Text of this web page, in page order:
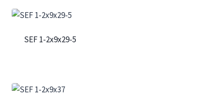
SEF 1-2x9x29-5